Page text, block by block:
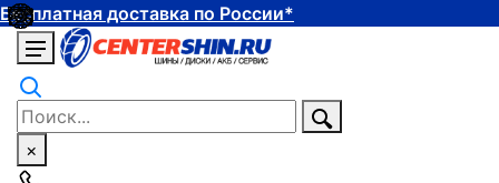
Бесплатная доставка по России*
×